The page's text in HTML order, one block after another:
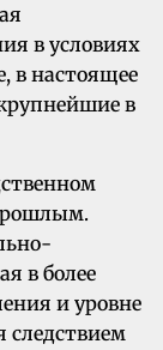
в условиях
в настоящее
в
в более
и уровне
следствием